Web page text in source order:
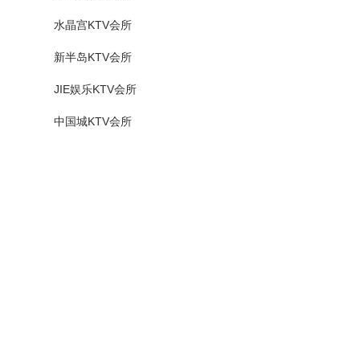
水晶宫KTV会所
新半岛KTV会所
JIE娱乐KTV会所
中国城KTV会所